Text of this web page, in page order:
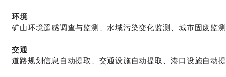
环境
矿山环境遥感调查与监测、水域污染变化监测、城市固废监
交通
道路规划信息自动提取、交通设施自动提取、港口设施自动